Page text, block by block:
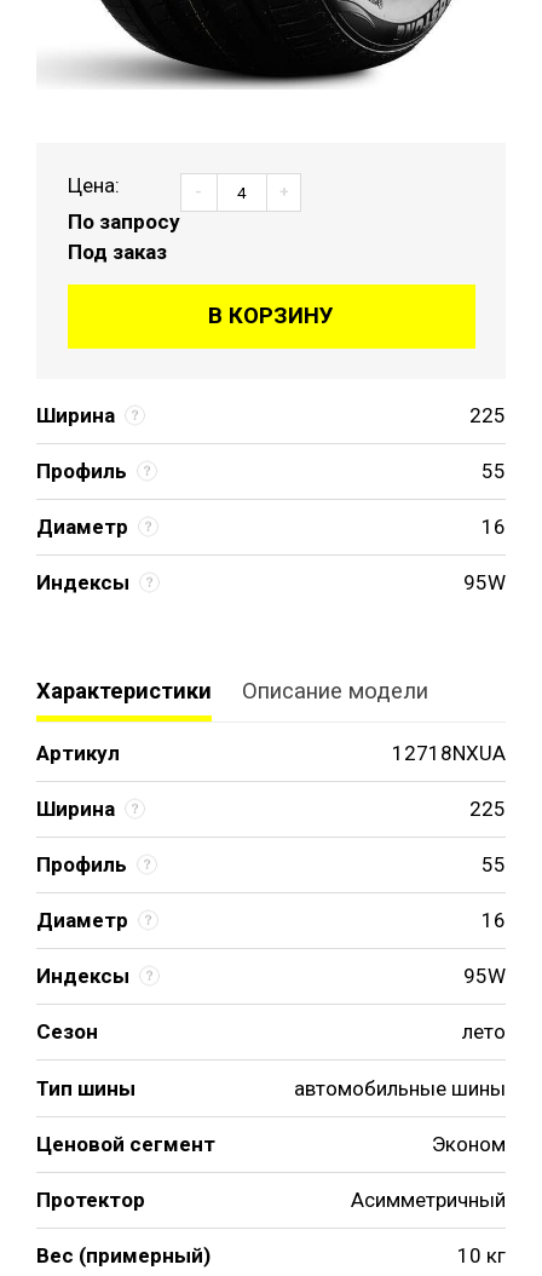
Ширина 225
Профиль 55
Диаметр 16
Индексы 95W
Цена:
По запросу
Под заказ
- +
В КОРЗИНУ
Характеристики Описание модели
Артикул 12718NXUA
Ширина 225
Профиль 55
Диаметр 16
Индексы 95W
Сезон лето
Тип шины автомобильные шины
Ценовой сегмент Эконом
Протектор Асимметричный
Вес (примерный) 10 кг